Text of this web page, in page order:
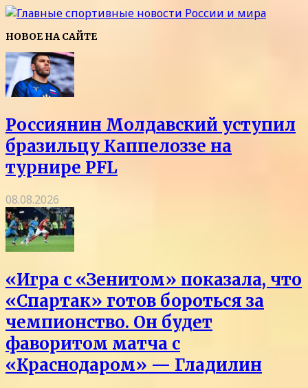
НОВОЕ НА САЙТЕ
Россиянин Молдавский уступил
бразильцу Каппелоззе на
турнире PFL
08.08.2026
«Игра с «Зенитом» показала, что
«Спартак» готов бороться за
чемпионство. Он будет
фаворитом матча с
«Краснодаром» — Гладилин